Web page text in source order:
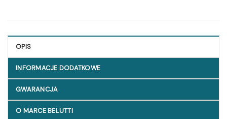
OPIS
INFORMACJE DODATKOWE
GWARANCJA
O MARCE BELUTTI